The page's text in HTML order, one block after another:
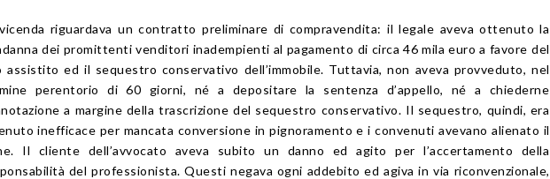
riguardava un contratto preliminare di compravendita: il legale aveva ottenuto la
dei promittenti venditori inadempienti al pagamento di circa 46 mila euro a favore del
assistito ed il sequestro conservativo dell’immobile. Tuttavia, non aveva provveduto, nel
perentorio di 60 giorni, né a depositare la sentenza d’appello, né a chiederne
a margine della trascrizione del sequestro conservativo. Il sequestro, quindi, era
inefficace per mancata conversione in pignoramento e i convenuti avevano alienato il
Il cliente dell’avvocato aveva subito un danno ed agito per l’accertamento della
del professionista. Questi negava ogni addebito ed agiva in via riconvenzionale,